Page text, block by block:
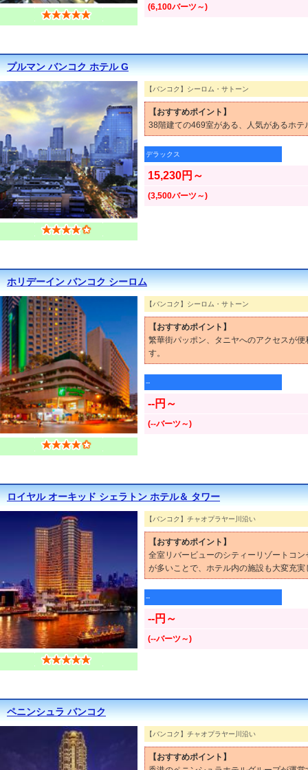
(6,100バーツ～)
プルマン バンコク ホテル G
【バンコク】シーロム・サトーン
【おすすめポイント】
38階建ての469室がある、人気があるホテ
デラックス
15,230円～
(3,500バーツ～)
ホリデーイン バンコク シーロム
【バンコク】シーロム・サトーン
【おすすめポイント】
繁華街パッポン、タニヤへのアクセスが
す。
--
--円～
(--バーツ～)
ロイヤル オーキッド シェラトン ホテル＆ タワー
【バンコク】チャオプラヤー川沿い
【おすすめポイント】
全室リバービューのシティーリゾートコ
が多いことで、ホテル内の施設も大変充実
--
--円～
(--バーツ～)
ペニンシュラ バンコク
【バンコク】チャオプラヤー川沿い
【おすすめポイント】